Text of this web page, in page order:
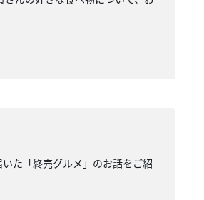
た「終売グルメ」のお話をご紹